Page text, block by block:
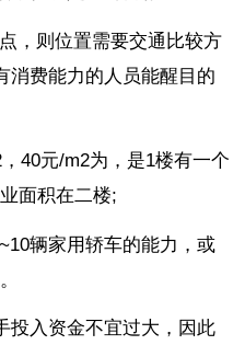
，则位置需要交通比较方
消费能力的人员能醒目的
40元/m2为，是1楼有一个
面积在二楼;
辆家用轿车的能力，或
投入资金不宜过大，因此